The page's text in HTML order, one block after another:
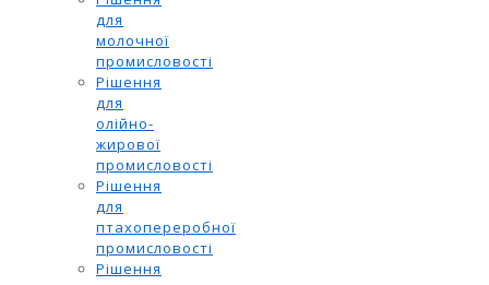
для
молочної
промисловості
Рішення
для
олійно-
жирової
промисловості
Рішення
для
птахопереробної
промисловості
Рішення